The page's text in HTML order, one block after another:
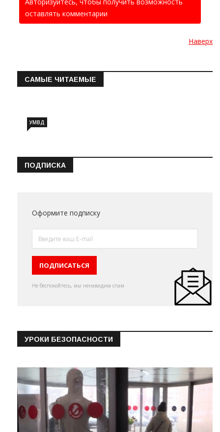
оставлять комментарии
Наверх
САМЫЕ ЧИТАЕМЫЕ
УМВД
ПОДПИСКА
Оформите подписку
Не беспокойтесь, мы ненавидим спам
УРОКИ БЕЗОПАСНОСТИ